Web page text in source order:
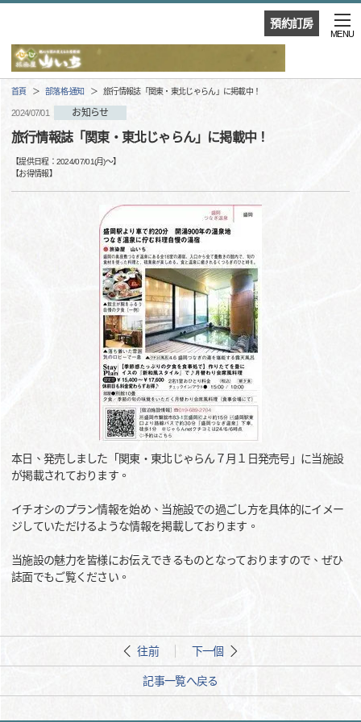
預約訂房
MENU
首頁 部落格·通知 旅行情報誌「関東・東北じゃらん」に掲載中！
2024/07/01 お知らせ
旅行情報誌「関東・東北じゃらん」に掲載中！
【提供日程： 2024/07/01(月)〜】
【お得情報】
本日、発売しました「関東・東北じゃらん７月１日発売号」に当施設
が掲載されております。
イチオシのプラン情報を始め、当施設での過ごし方を具体的にイメー
ジしていただけるような情報を掲載しております。
当施設の魅力を皆様にお伝えできるものとなっておりますので、ぜひ
誌面でもご覧ください。
往前 下一個
記事一覧へ戻る